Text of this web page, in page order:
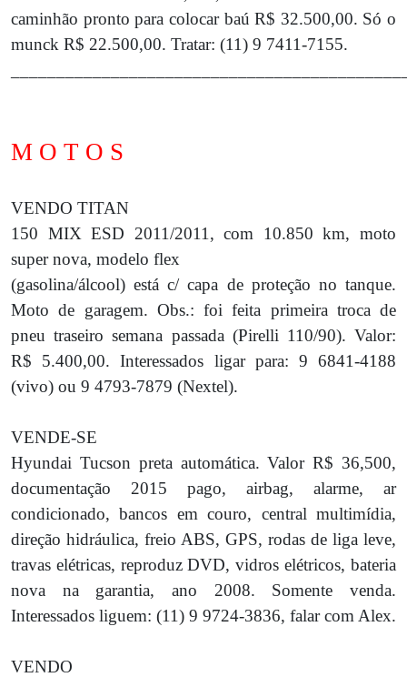
caminhão pronto para colocar baú R$ 32.500,00. Só o
munck R$ 22.500,00. Tratar: (11) 9 7411-7155.
M O T O S
VENDO TITAN
150 MIX ESD 2011/2011, com 10.850 km, moto
super nova, modelo flex
(gasolina/álcool) está c/ capa de proteção no tanque.
Moto de garagem. Obs.: foi feita primeira troca de
pneu traseiro semana passada (Pirelli 110/90). Valor:
R$ 5.400,00. Interessados ligar para: 9 6841-4188
(vivo) ou 9 4793-7879 (Nextel).
VENDE-SE
Hyundai Tucson preta automática. Valor R$ 36,500,
documentação 2015 pago, airbag, alarme, ar
condicionado, bancos em couro, central multimídia,
direção hidráulica, freio ABS, GPS, rodas de liga leve,
travas elétricas, reproduz DVD, vidros elétricos, bateria
nova na garantia, ano 2008. Somente venda.
Interessados liguem: (11) 9 9724-3836, falar com Alex.
VENDO